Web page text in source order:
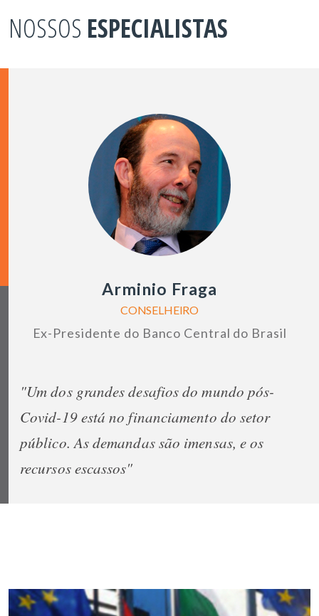
NOSSOS ESPECIALISTAS
Arminio Fraga
CONSELHEIRO
Ex-Presidente do Banco Central do Brasil
"Um dos grandes desafios do mundo pós-
Covid-19 está no financiamento do setor
público. As demandas são imensas, e os
recursos escassos"